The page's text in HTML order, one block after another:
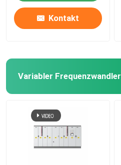
Kontakt
Variabler Frequenzwandler